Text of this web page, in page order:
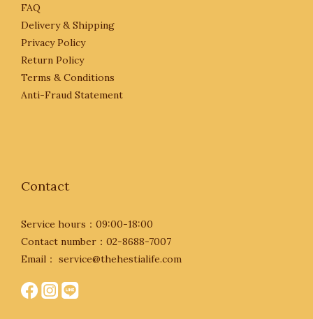
FAQ
Delivery & Shipping
Privacy Policy
Return Policy
Terms & Conditions
Anti-Fraud Statement
Contact
Service hours：09:00-18:00
Contact number：02-8688-7007
Email： service@thehestialife.com